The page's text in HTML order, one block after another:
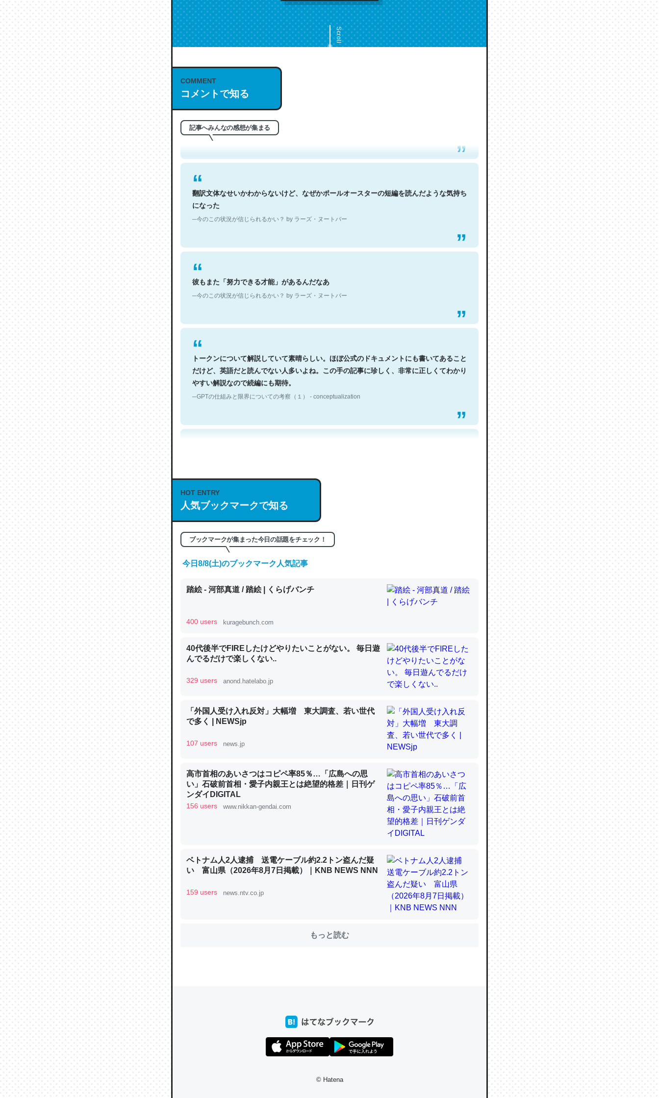
Scroll
COMMENT
コメントで知る
記事へみんなの感想が集まる
これは名文。彼はとてもクレバーなんだろうなと凄く思う。英語少しでも読める人は原文
もお勧め。自分はこの流れ好き。Let’s Fucking Go. Then Covid hit. Shit.
─今のこの状況が信じられるかい？ by ラーズ・ヌートバー
翻訳文体なせいかわからないけど、なぜかポールオースターの短編を読んだような気持ち
になった
─今のこの状況が信じられるかい？ by ラーズ・ヌートバー
彼もまた「努力できる才能」があるんだなあ
─今のこの状況が信じられるかい？ by ラーズ・ヌートバー
トークンについて解説していて素晴らしい。ほぼ公式のドキュメントにも書いてあること
だけど、英語だと読んでない人多いよね。この手の記事に珍しく、非常に正しくてわかり
やすい解説なので続編にも期待。
─GPTの仕組みと限界についての考察（１） - conceptualization
これは良記事。32768トークンだと英語小説100ページ分くらい。小説でいう「ずっと前
の伏線」は回収されないけど、短期記憶というには多い分量。進化すればするほど分かり
やすく強くなりそう
の600分の1程度。
─ニュース :: 【研究発表】昆虫学の大問題＝「昆虫はなぜ海にいないのか」に関する新仮説
論文では「淡水はカルシウムも酸素も不足してて両方に不利だから両方が拮抗してるので
は」とあって面白い。海にいる鋏角類（カブトガニ・ウミグモ）はカルシウムを使わずキ
これを元に考えるとカルシウムを大量に使う脊椎動物と貝類は苦労してるんだな…。腹足
─ニュース :: 【研究発表】昆虫学の大問題＝「昆虫はなぜ海にいないのか」に関する新仮説
中。あと、Googleマップで位置情報を共有してる。電池残量や充電中かが分かるのでこ
ちょうど同じ理由でEcho Show 8を設定中でした。PrimeとかSpotifyを支払う孝行もで
きる。一生で親と会える残り時間を日数にすると1週間とかの人が多いそうだけど、それ
を実質100倍以上に伸ばす効果があるはず……
HOT ENTRY
人気ブックマークで知る
ブックマークが集まった今日の話題をチェック！
今日8/8(土)のブックマーク人気記事
踏絵 - 河部真道 / 踏絵 | くらげバンチ
400 users kuragebunch.com
40代後半でFIREしたけどやりたいことがない。 毎日遊
んでるだけで楽しくない..
329 users anond.hatelabo.jp
「外国人受け入れ反対」大幅増 東大調査、若い世代
で多く | NEWSjp
107 users news.jp
高市首相のあいさつはコピペ率85％…「広島への思
い」石破前首相・愛子内親王とは絶望的格差｜日刊ゲ
ンダイDIGITAL
156 users www.nikkan-gendai.com
ベトナム人2人逮捕 送電ケーブル約2.2トン盗んだ疑
い 富山県（2026年8月7日掲載）｜KNB NEWS NNN
159 users news.ntv.co.jp
もっと読む
© Hatena